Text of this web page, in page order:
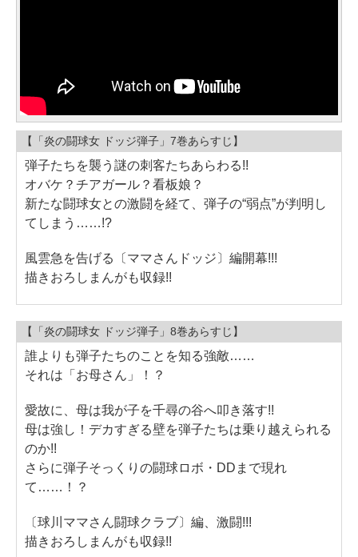
【「炎の闘球女 ドッジ弾子」7巻あらすじ】
弾子たちを襲う謎の刺客たちあらわる!!
オバケ？チアガール？看板娘？
新たな闘球女との激闘を経て、弾子の“弱点”が判明し
てしまう……!?
風雲急を告げる〔ママさんドッジ〕編開幕!!!
描きおろしまんがも収録!!
【「炎の闘球女 ドッジ弾子」8巻あらすじ】
誰よりも弾子たちのことを知る強敵……
それは「お母さん」！？
愛故に、母は我が子を千尋の谷へ叩き落す!!
母は強し！デカすぎる壁を弾子たちは乗り越えられる
のか!!
さらに弾子そっくりの闘球ロボ・DDまで現れ
て……！？
〔球川ママさん闘球クラブ〕編、激闘!!!
描きおろしまんがも収録!!